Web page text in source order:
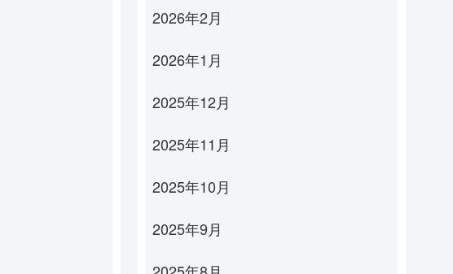
2026年2月
2026年1月
2025年12月
2025年11月
2025年10月
2025年9月